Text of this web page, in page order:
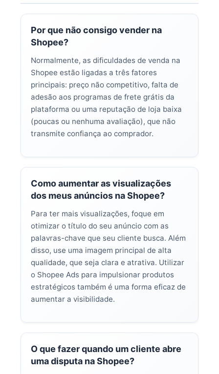
Por que não consigo vender na
Shopee?
Normalmente, as dificuldades de venda na
Shopee estão ligadas a três fatores
principais: preço não competitivo, falta de
adesão aos programas de frete grátis da
plataforma ou uma reputação de loja baixa
(poucas ou nenhuma avaliação), que não
transmite confiança ao comprador.
Como aumentar as visualizações
dos meus anúncios na Shopee?
Para ter mais visualizações, foque em
otimizar o título do seu anúncio com as
palavras-chave que seu cliente busca. Além
disso, use uma imagem principal de alta
qualidade, que seja clara e atrativa. Utilizar
o Shopee Ads para impulsionar produtos
estratégicos também é uma forma eficaz de
aumentar a visibilidade.
O que fazer quando um cliente abre
uma disputa na Shopee?